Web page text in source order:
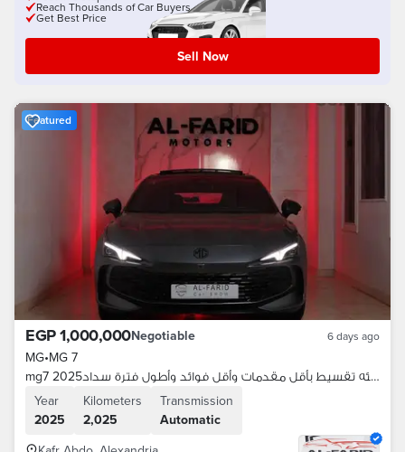
Reach Thousands of Car Buyers
Get Best Price
Sell Now
Featured
EGP 1,000,000Negotiable 6 days ago
MG•MG 7
mg7 2025كسرزيرو أعلي فئه تقسيط بأقل مقدمات وأقل فوائد وأطول فترة سداد
Year
2025
Kilometers
2,025
Transmission
Automatic